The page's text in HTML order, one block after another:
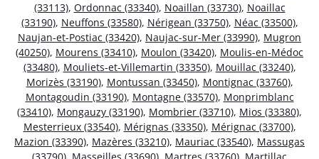
(33113), Ordonnac (33340), Noaillan (33730), Noaillac
(33190), Neuffons (33580), Nérigean (33750), Néac (33500),
Naujan-et-Postiac (33420), Naujac-sur-Mer (33990), Mugron
(40250), Mourens (33410), Moulon (33420), Moulis-en-Médoc
(33480), Mouliets-et-Villemartin (33350), Mouillac (33240),
Morizès (33190), Montussan (33450), Montignac (33760),
Montagoudin (33190), Montagne (33570), Monprimblanc
(33410), Mongauzy (33190), Mombrier (33710), Mios (33380),
Mesterrieux (33540), Mérignas (33350), Mérignac (33700),
Mazion (33390), Mazères (33210), Mauriac (33540), Massugas